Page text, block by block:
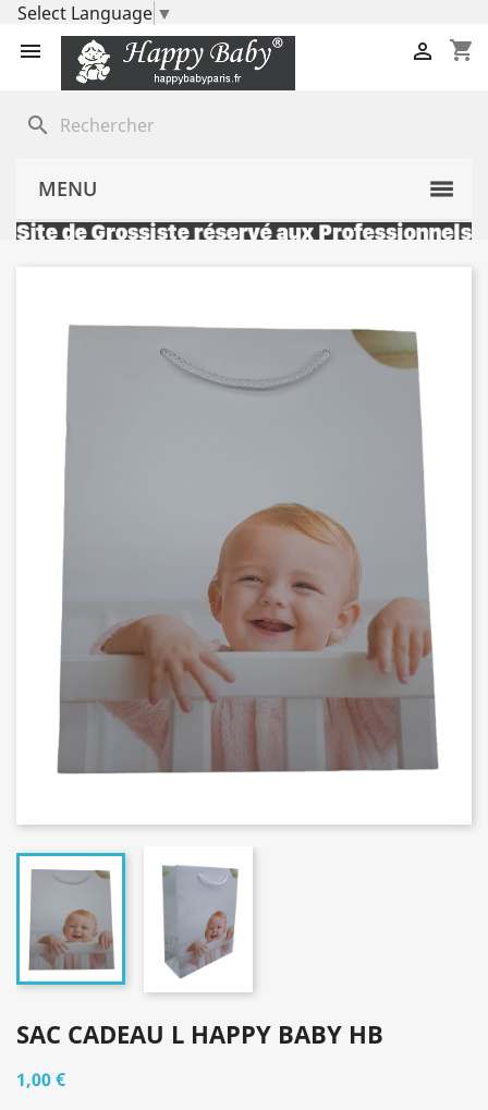
Select Language ▼
 shopping_cart

search
MENU
SAC CADEAU L HAPPY BABY HB
1,00 €